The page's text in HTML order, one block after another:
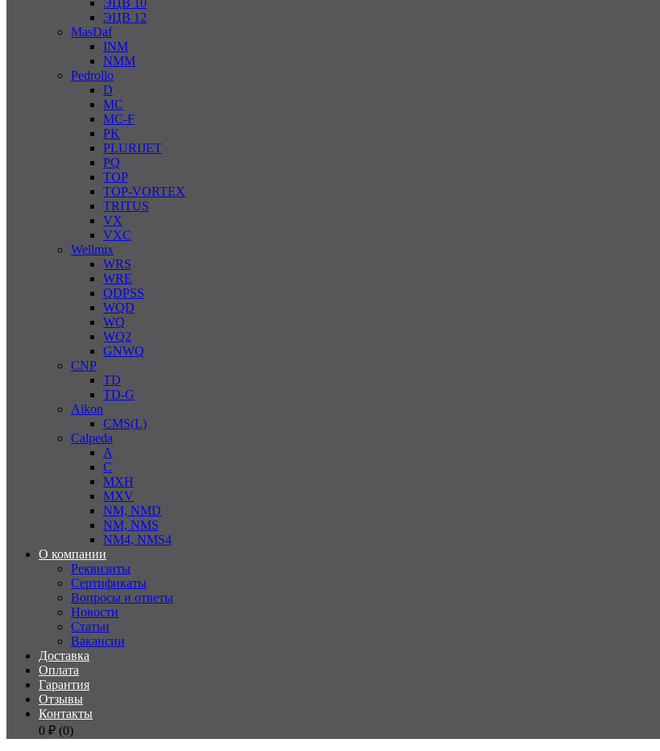
ЭЦВ 10
ЭЦВ 12
MasDaf
INM
NMM
Pedrollo
D
MC
MC-F
PK
PLURIJET
PQ
TOP
TOP-VORTEX
TRITUS
VX
VXC
Wellmix
WRS
WRE
QDPSS
WQD
WQ
WQ2
GNWQ
CNP
TD
TD-G
Aikon
CMS(L)
Calpeda
A
C
MXH
MXV
NM, NMD
NM, NMS
NM4, NMS4
О компании
Реквизиты
Сертификаты
Вопросы и ответы
Новости
Статьи
Вакансии
Доставка
Оплата
Гарантия
Отзывы
Контакты
0 ₽ (0)